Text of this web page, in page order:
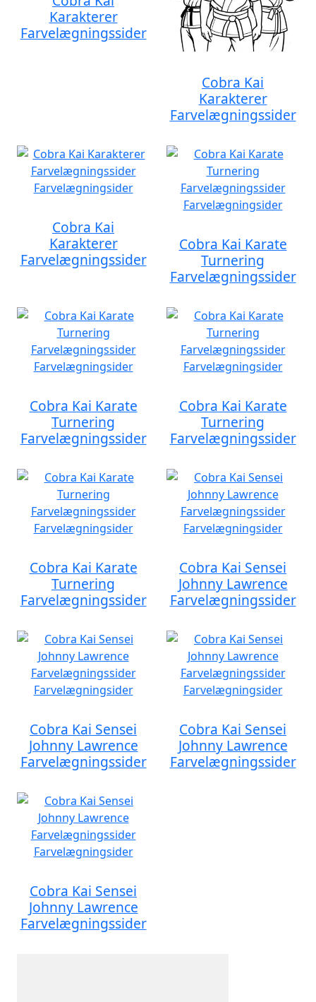
Karakterer
Farvelægningssider
Cobra Kai
Karakterer
Farvelægningssider
Cobra Kai
Karakterer
Farvelægningssider
Cobra Kai Karate
Turnering
Farvelægningssider
Cobra Kai Karate
Turnering
Farvelægningssider
Cobra Kai Karate
Turnering
Farvelægningssider
Cobra Kai Karate
Turnering
Farvelægningssider
Cobra Kai Sensei
Johnny Lawrence
Farvelægningssider
Cobra Kai Sensei
Johnny Lawrence
Farvelægningssider
Cobra Kai Sensei
Johnny Lawrence
Farvelægningssider
Cobra Kai Sensei
Johnny Lawrence
Farvelægningssider